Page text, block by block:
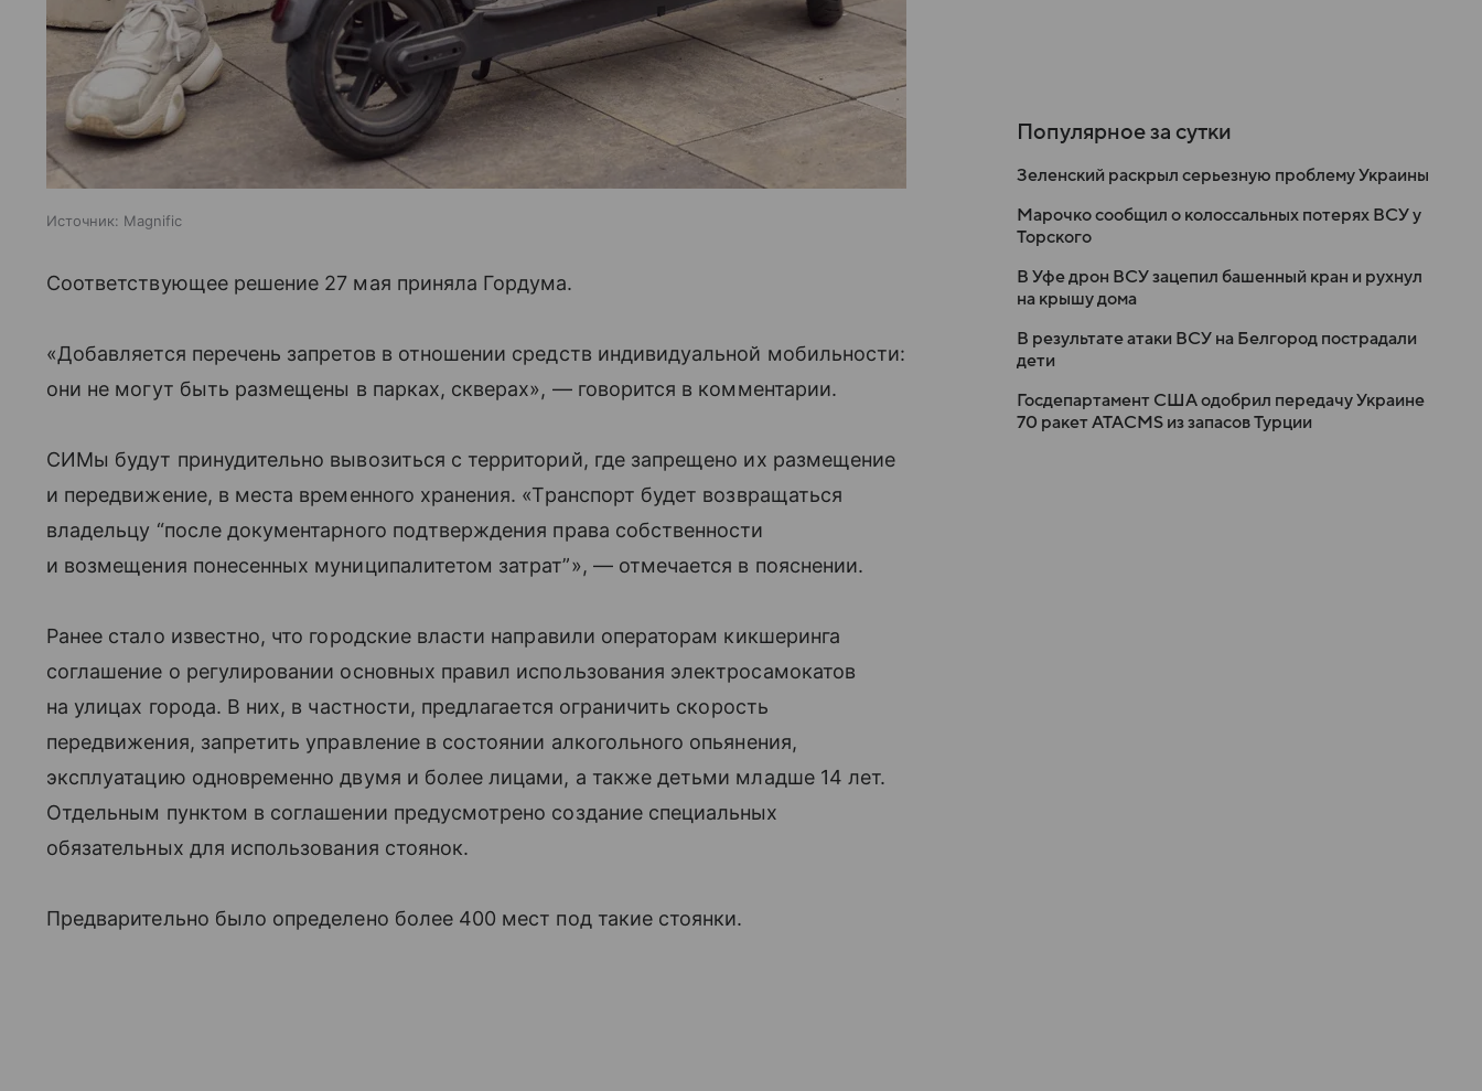
Источник: Magnific
Соответствующее решение 27 мая приняла Гордума.
«Добавляется перечень запретов в отношении средств индивидуальной мобильности:
они не могут быть размещены в парках, скверах», — говорится в комментарии.
СИМы будут принудительно вывозиться с территорий, где запрещено их размещение
и передвижение, в места временного хранения. «Транспорт будет возвращаться
владельцу “после документарного подтверждения права собственности
и возмещения понесенных муниципалитетом затрат”», — отмечается в пояснении.
Ранее стало известно, что городские власти направили операторам кикшеринга
соглашение о регулировании основных правил использования электросамокатов
на улицах города. В них, в частности, предлагается ограничить скорость
передвижения, запретить управление в состоянии алкогольного опьянения,
эксплуатацию одновременно двумя и более лицами, а также детьми младше 14 лет.
Отдельным пунктом в соглашении предусмотрено создание специальных
обязательных для использования стоянок.
Предварительно было определено более 400 мест под такие стоянки.
Популярное за сутки
Зеленский раскрыл серьезную проблему Украины
Марочко сообщил о колоссальных потерях ВСУ у
Торского
В Уфе дрон ВСУ зацепил башенный кран и рухнул
на крышу дома
В результате атаки ВСУ на Белгород пострадали
дети
Госдепартамент США одобрил передачу Украине
70 ракет ATACMS из запасов Турции